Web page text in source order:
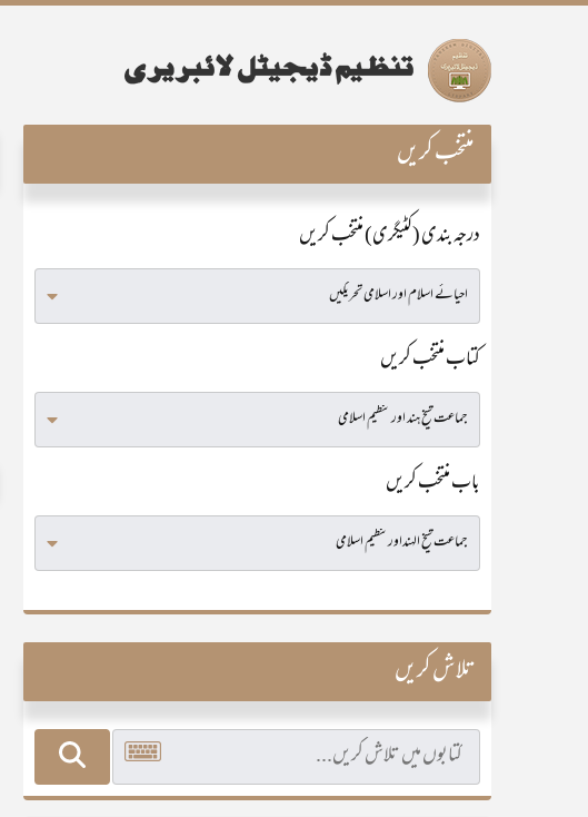
منتخب کریں
درجہ بندی (کٹیگری) منتخب کریں
کتاب منتخب کریں
باب منتخب کریں
تلاش کریں